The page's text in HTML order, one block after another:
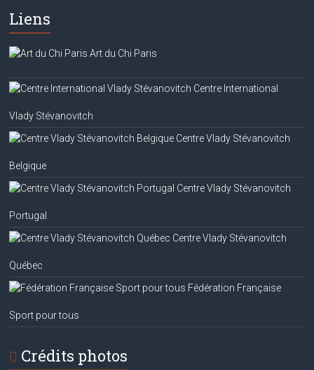
Liens
Art du Chi Paris
Centre International
Vlady Stévanovitch
Centre Vlady Stévanovitch
Belgique
Centre Vlady Stévanovitch
Portugal
Centre Vlady Stévanovitch
Québec
Fédération Française
Sport pour tous
Crédits photos